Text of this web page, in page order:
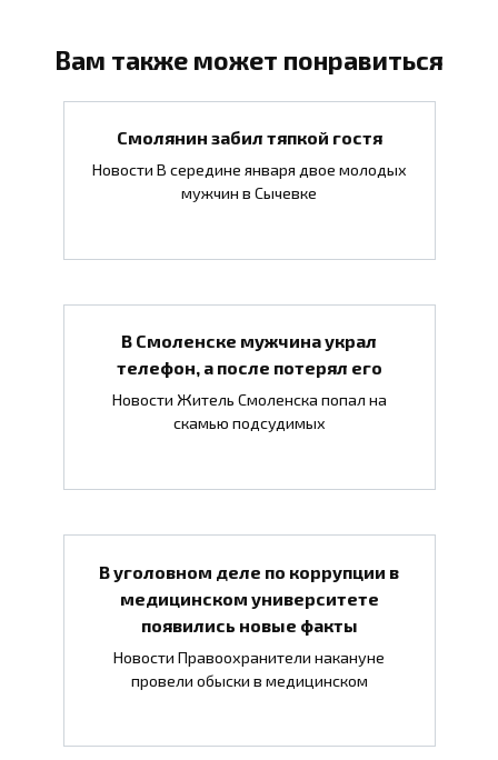
Вам также может понравиться
Смолянин забил тяпкой гостя
Новости В середине января двое молодых
мужчин в Сычевке
В Смоленске мужчина украл
телефон, а после потерял его
Новости Житель Смоленска попал на
скамью подсудимых
В уголовном деле по коррупции в
медицинском университете
появились новые факты
Новости Правоохранители накануне
провели обыски в медицинском